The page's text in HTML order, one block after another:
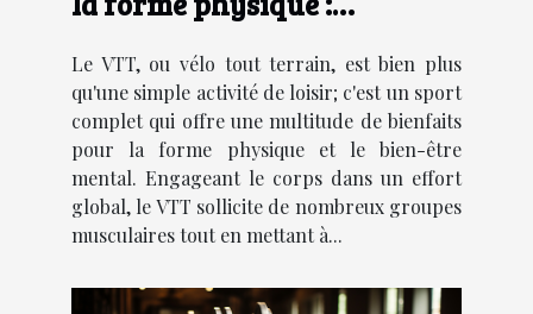
tout terrain
Le VTT, ou vélo tout terrain, est bien plus
qu'une simple activité de loisir; c'est un sport
complet qui offre une multitude de bienfaits
pour la forme physique et le bien-être
mental. Engageant le corps dans un effort
global, le VTT sollicite de nombreux groupes
musculaires tout en mettant à...